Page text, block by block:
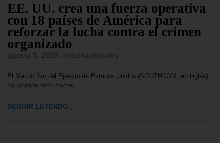
EE. UU. crea una fuerza operativa
con 18 países de América para
reforzar la lucha contra el crimen
organizado
agosto 5, 2026 Internacionales
El Mando Sur del Ejército de Estados Unidos (SOUTHCOM, en inglés)
ha lanzado este martes
SEGUIR LEYENDO...